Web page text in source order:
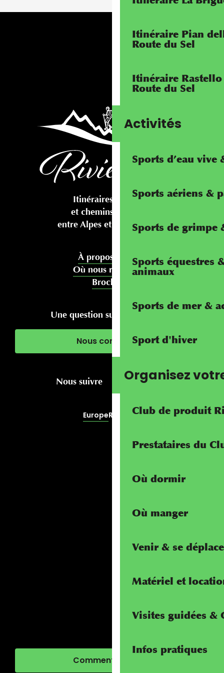
Itinéraire Pian
Route du Sel
Itinéraire
Route du Sel
Activités
Sports d’eau vive
Sports aériens &
Sports de grimpe
Sports équestres
animaux
Sports de mer &
Sport d'hiver
Organisez
Club de produit
Prestataires du
Où dormir
Où manger
Venir & se
Matériel et
Visites guidées &
Infos pratiques
Itinéraires cyclables
et chemins pédestres
entre Alpes et Méditerranée
À propos de nous
Où nous rencontrer
Brochures
Une question sur votre séjour ?
Nous contacter
Nous suivre
EuropeRivierALP
Comment venir ?